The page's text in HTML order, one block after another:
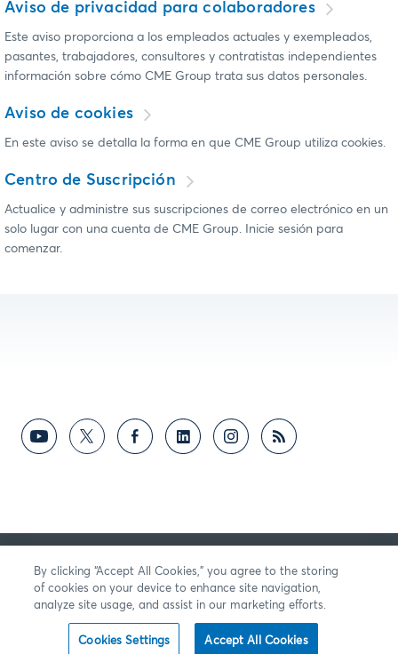
Aviso de privacidad para colaboradores
Este aviso proporciona a los empleados actuales y exempleados,
pasantes, trabajadores, consultores y contratistas independientes
información sobre cómo CME Group trata sus datos personales.
Aviso de cookies
En este aviso se detalla la forma en que CME Group utiliza cookies.
Centro de Suscripción
Actualice y administre sus suscripciones de correo electrónico en un
solo lugar con una cuenta de CME Group. Inicie sesión para
comenzar.
RETROALIMENTACIÓN
By clicking “Accept All Cookies,” you agree to the storing
of cookies on your device to enhance site navigation,
analyze site usage, and assist in our marketing efforts.
Cookies Settings Accept All Cookies